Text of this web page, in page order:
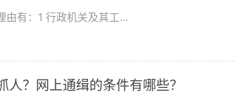
有：1 行政机关及其工...
？网上通缉的条件有哪些？